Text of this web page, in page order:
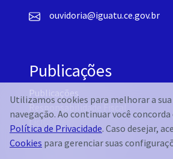
ouvidoria@iguatu.ce.gov.br
Publicações
Publicações
Responsabilidade Fiscal
Licitações
Utilizamos cookies para melhorar a sua
navegação. Ao continuar você concorda
Política de Privacidade. Caso desejar,
Cookies para gerenciar suas